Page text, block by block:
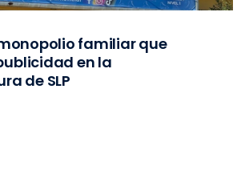
familiar que
en la
de SLP